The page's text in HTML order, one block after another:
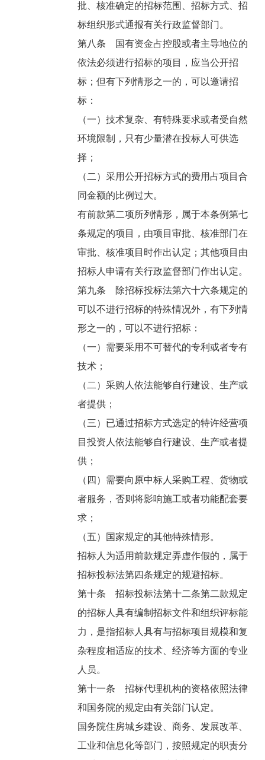
批、核准确定的招标范围、招标方式、招
标组织形式通报有关行政监督部门。
第八条 国有资金占控股或者主导地位的
依法必须进行招标的项目，应当公开招
标；但有下列情形之一的，可以邀请招
标：
（一）技术复杂、有特殊要求或者受自然
环境限制，只有少量潜在投标人可供选
择；
（二）采用公开招标方式的费用占项目合
同金额的比例过大。
有前款第二项所列情形，属于本条例第七
条规定的项目，由项目审批、核准部门在
审批、核准项目时作出认定；其他项目由
招标人申请有关行政监督部门作出认定。
第九条 除招标投标法第六十六条规定的
可以不进行招标的特殊情况外，有下列情
形之一的，可以不进行招标：
（一）需要采用不可替代的专利或者专有
技术；
（二）采购人依法能够自行建设、生产或
者提供；
（三）已通过招标方式选定的特许经营项
目投资人依法能够自行建设、生产或者提
供；
（四）需要向原中标人采购工程、货物或
者服务，否则将影响施工或者功能配套要
求；
（五）国家规定的其他特殊情形。
招标人为适用前款规定弄虚作假的，属于
招标投标法第四条规定的规避招标。
第十条 招标投标法第十二条第二款规定
的招标人具有编制招标文件和组织评标能
力，是指招标人具有与招标项目规模和复
杂程度相适应的技术、经济等方面的专业
人员。
第十一条 招标代理机构的资格依照法律
和国务院的规定由有关部门认定。
国务院住房城乡建设、商务、发展改革、
工业和信息化等部门，按照规定的职责分